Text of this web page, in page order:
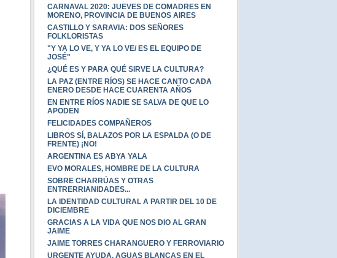
CARNAVAL 2020: JUEVES DE COMADRES EN
MORENO, PROVINCIA DE BUENOS AIRES
CASTILLO Y SARAVIA: DOS SEÑORES
FOLKLORISTAS
"Y YA LO VE, Y YA LO VE/ ES EL EQUIPO DE
JOSÉ"
¿QUÉ ES Y PARA QUÉ SIRVE LA CULTURA?
LA PAZ (ENTRE RÍOS) SE HACE CANTO CADA
ENERO DESDE HACE CUARENTA AÑOS
EN ENTRE RÍOS NADIE SE SALVA DE QUE LO
APODEN
FELICIDADES COMPAÑEROS
LIBROS SÍ, BALAZOS POR LA ESPALDA (O DE
FRENTE) ¡NO!
ARGENTINA ES ABYA YALA
EVO MORALES, HOMBRE DE LA CULTURA
SOBRE CHARRÚAS Y OTRAS
ENTRERRIANIDADES...
LA IDENTIDAD CULTURAL A PARTIR DEL 10 DE
DICIEMBRE
GRACIAS A LA VIDA QUE NOS DIO AL GRAN
JAIME
JAIME TORRES CHARANGUERO Y FERROVIARIO
URGENTE AYUDA, AGUAS BLANCAS EN EL